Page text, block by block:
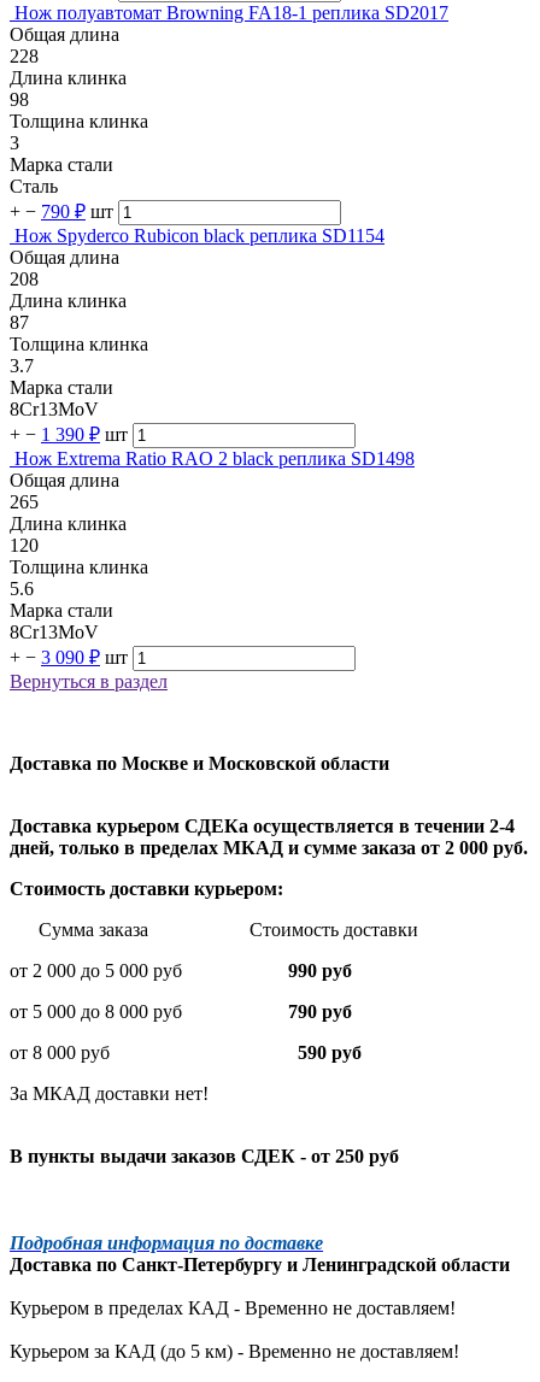
Нож полуавтомат Browning FA18-1 реплика SD2017
Общая длина
228
Длина клинка
98
Толщина клинка
3
Марка стали
Сталь
+ − 790 ₽ шт
Нож Spyderco Rubicon black реплика SD1154
Общая длина
208
Длина клинка
87
Толщина клинка
3.7
Марка стали
8Cr13MoV
+ − 1 390 ₽ шт
Нож Extrema Ratio RAO 2 black реплика SD1498
Общая длина
265
Длина клинка
120
Толщина клинка
5.6
Марка стали
8Cr13MoV
+ − 3 090 ₽ шт
Вернуться в раздел
Доставка по Москве и Московской области
Доставка курьером СДЕКа осуществляется в течении 2-4
дней, только в пределах МКАД и сумме заказа от 2 000 руб.
Стоимость доставки курьером:
Сумма заказа Стоимость доставки
от 2 000 до 5 000 руб
990 руб
от 5 000 до 8 000 руб 790 руб
от 8 000 руб 590 руб
За МКАД доставки нет!
В пункты выдачи заказов СДЕК - от 250 руб
Подробная информация по доставке
Доставка по Санкт-Петербургу и Ленинградской области
Курьером в пределах КАД - Временно не доставляем!
Курьером за КАД (до 5 км) - Временно не доставляем!